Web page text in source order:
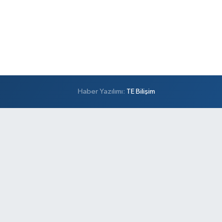
Haber Yazılımı: TE Bilişim